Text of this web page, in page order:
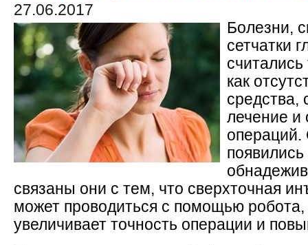
27.06.2017
Болезни,
сетчатки
как
средства,
лечение и
операций.
связаны они с тем, что сверхточная
может проводиться с помощью
увеличивает точность операции и